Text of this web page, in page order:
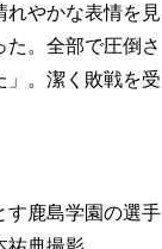
れやかな表情を見
。全部で圧倒さ
」。潔く敗戦を受
す鹿島学園の選手